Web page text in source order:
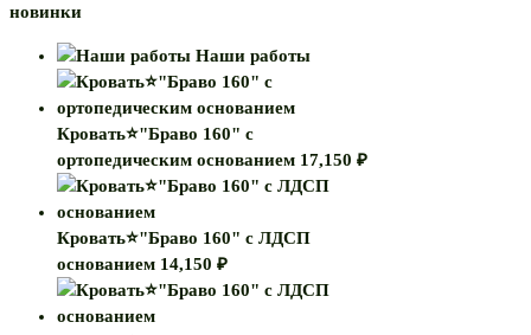
новинки
Наши работы
Кровать⭐"Браво 160" с
ортопедическим основанием 17,150 ₽
Кровать⭐"Браво 160" с ЛДСП
основанием 14,150 ₽